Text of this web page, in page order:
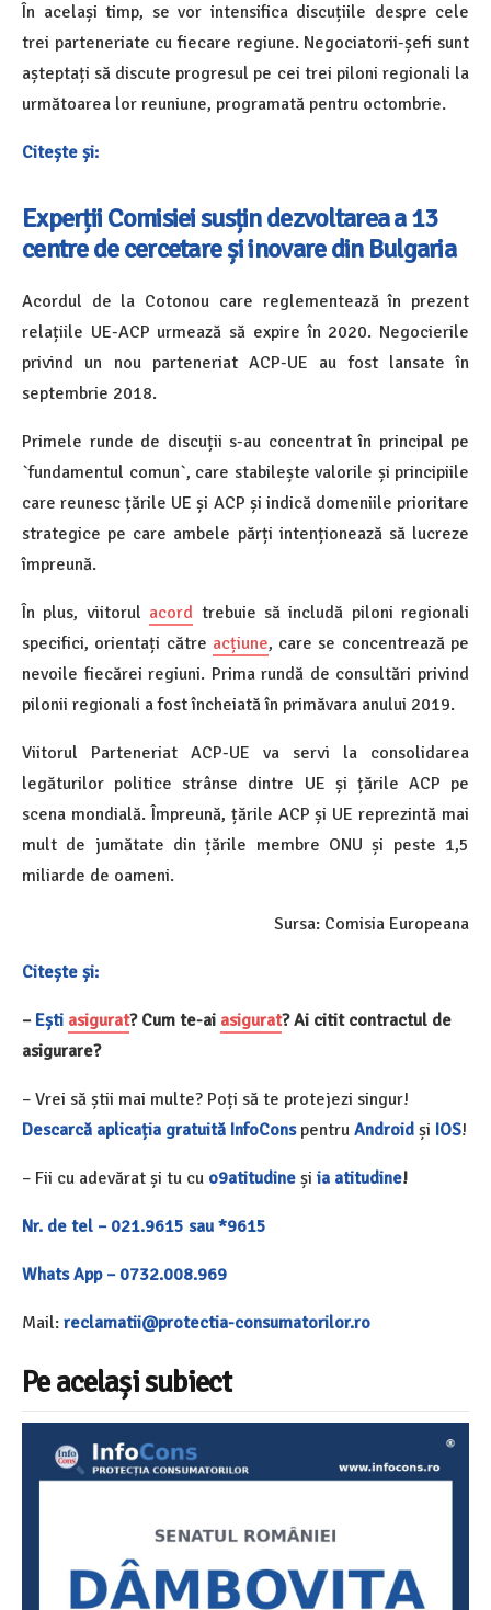
În același timp, se vor intensifica discuțiile despre cele
trei parteneriate cu fiecare regiune. Negociatorii-șefi sunt
așteptați să discute progresul pe cei trei piloni regionali la
următoarea lor reuniune, programată pentru octombrie.
Citește și:
Experții Comisiei susțin dezvoltarea a 13
centre de cercetare și inovare din Bulgaria
Acordul de la Cotonou care reglementează în prezent
relațiile UE-ACP urmează să expire în 2020. Negocierile
privind un nou parteneriat ACP-UE au fost lansate în
septembrie 2018.
Primele runde de discuții s-au concentrat în principal pe
`fundamentul comun`, care stabilește valorile și principiile
care reunesc țările UE și ACP și indică domeniile prioritare
strategice pe care ambele părți intenționează să lucreze
împreună.
În plus, viitorul acord trebuie să includă piloni regionali
specifici, orientați către acțiune, care se concentrează pe
nevoile fiecărei regiuni. Prima rundă de consultări privind
pilonii regionali a fost încheiată în primăvara anului 2019.
Viitorul Parteneriat ACP-UE va servi la consolidarea
legăturilor politice strânse dintre UE și țările ACP pe
scena mondială. Împreună, țările ACP și UE reprezintă mai
mult de jumătate din țările membre ONU și peste 1,5
miliarde de oameni.
Sursa: Comisia Europeana
Citește și:
– Ești asigurat? Cum te-ai asigurat? Ai citit contractul de
asigurare?
– Vrei să știi mai multe? Poți să te protejezi singur!
Descarcă aplicația gratuită InfoConspentru Android și IOS!
– Fii cu adevărat și tu cu o9atitudine și ia atitudine!
Nr. de tel – 021.9615 sau *9615
Whats App – 0732.008.969
Mail: reclamatii@protectia-consumatorilor.ro
Pe același subiect